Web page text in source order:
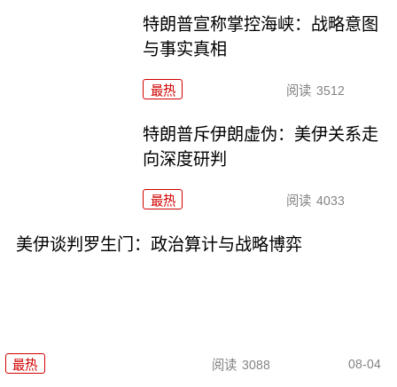
特朗普宣称掌控海峡：战略意图
与事实真相
最热 阅读 3512
特朗普斥伊朗虚伪：美伊关系走
向深度研判
最热 阅读 4033
美伊谈判罗生门：政治算计与战略博弈
最热 阅读 3088 08-04